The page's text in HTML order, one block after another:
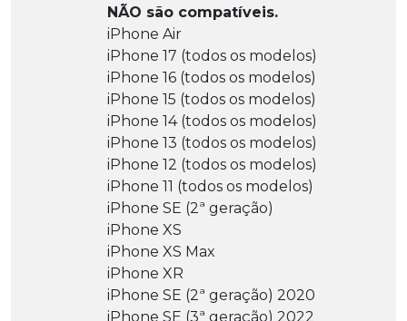
NÃO são compatíveis.
iPhone Air
iPhone 17 (todos os modelos)
iPhone 16 (todos os modelos)
iPhone 15 (todos os modelos)
iPhone 14 (todos os modelos)
iPhone 13 (todos os modelos)
iPhone 12 (todos os modelos)
iPhone 11 (todos os modelos)
iPhone SE (2ª geração)
iPhone XS
iPhone XS Max
iPhone XR
iPhone SE (2ª geração) 2020
iPhone SE (3ª geração) 2022